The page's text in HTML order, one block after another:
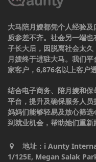
大马陪月嫂都凭个人经验
质参差不齐。社会另一端
子长大后，因脱离社会太
月嫂终于进驻大马。我们
家客户，6,876名以上客户
结合电子商务、陪月嫂和
平台，提升及确保服务人
妈妈们能够轻易及放心筛
到就业机会，帮助她们重新
地址：i Aunty
1/125E, Megan Salak